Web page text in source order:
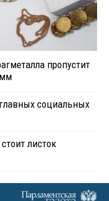
пропустит
социальных
листок